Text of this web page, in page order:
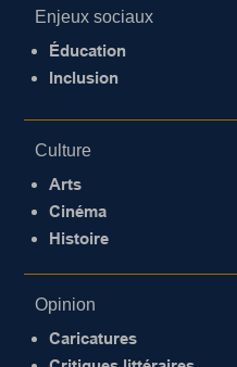
Enjeux sociaux
Éducation
Inclusion
Culture
Arts
Cinéma
Histoire
Opinion
Caricatures